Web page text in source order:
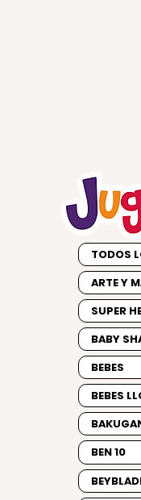
TODOS
ARTE Y
SUPER
BABY
BEBES
BEBES
BEN 10